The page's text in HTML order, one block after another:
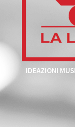
IDEAZIONI